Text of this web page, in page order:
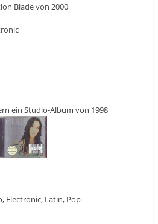
Blade von 2000
ein Studio-Album von 1998
Electronic, Latin, Pop